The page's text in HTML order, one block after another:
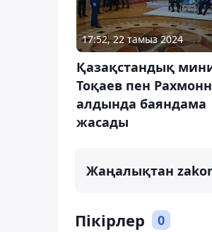
17:52, 22 тамыз 2024
Қазақстандық
Тоқаев пен
алдында баяндама
жасады
Жаңалықтан
Пікірлер 0